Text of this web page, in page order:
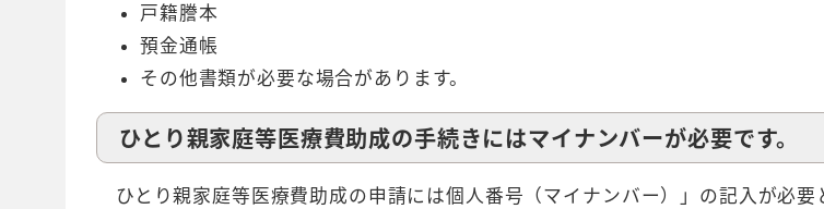
戸籍謄本
預金通帳
その他書類が必要な場合があります。
ひとり親家庭等医療費助成の手続きにはマイナンバーが必要です。
ひとり親家庭等医療費助成の申請には個人番号（マイナンバー）」の記入が必要